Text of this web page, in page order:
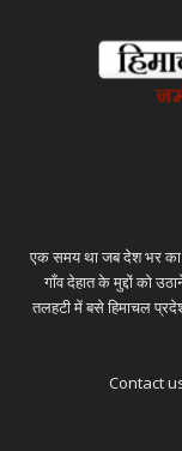
एक समय था जब देश भर का
गाँव देहात के मुद्दों को
तलहटी में बसे हिमाचल
Contact